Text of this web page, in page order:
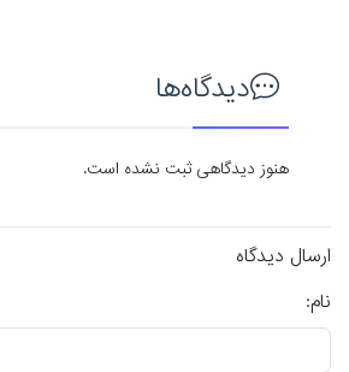
دیدگاه‌ها
هنوز دیدگاهی ثبت نشده است.
ارسال دیدگاه
نام: